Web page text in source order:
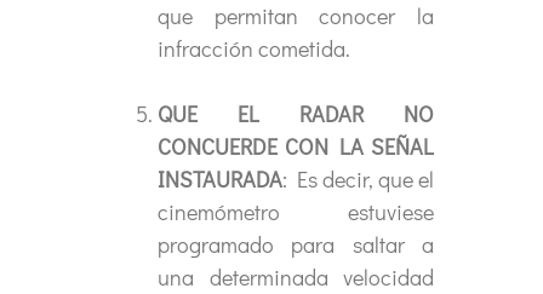
que permitan conocer la
infracción cometida.
QUE EL RADAR NO
CONCUERDE CON LA SEÑAL
INSTAURADA: Es decir, que el
cinemómetro estuviese
programado para saltar a
una determinada velocidad